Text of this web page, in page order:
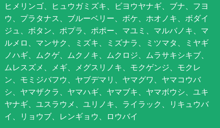
ヒメリンゴ、ヒュウガミズキ、ビヨウヤナギ、ブナ、フヨ
ウ、プラタナス、ブルーベリー、ボケ、ホオノキ、ボダイ
ジュ、ボタン、ポプラ、ポポー、マユミ、マルバノキ、マ
ルメロ、マンサク、ミズキ、ミズナラ、ミツマタ、ミヤギ
ノハギ、ムクゲ、ムクノキ、ムクロジ、ムラサキシキブ、
ムレスズメ、メギ、メグスリノキ、モクゲンジ、モクレ
ン、モミジバフウ、ヤブデマリ、ヤマグワ、ヤマコウバ
シ、ヤマザクラ、ヤマハギ、ヤマブキ、ヤマボウシ、ユキ
ヤナギ、ユスラウメ、ユリノキ、ライラック、リキュウバ
イ、リョウブ、レンギョウ、ロウバイ